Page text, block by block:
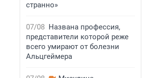
странно»
07/08 Названа профессия,
представители которой реже
всего умирают от болезни
Альцгеймера